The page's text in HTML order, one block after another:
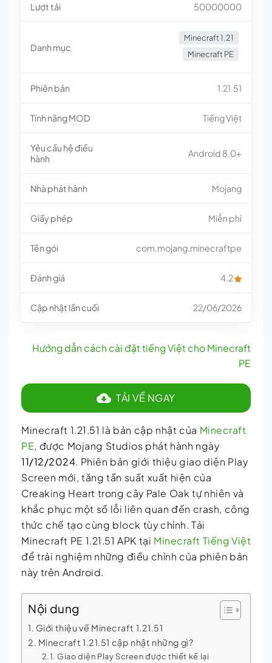
Lượt tải 50000000
Danh mục
Minecraft 1.21
Minecraft PE
Phiên bản 1.21.51
Tính năng MOD Tiếng Việt
Yêu cầu hệ điều
hành
Android 8.0+
Nhà phát hành Mojang
Giấy phép Miễn phí
Tên gói com.mojang.minecraftpe
Đánh giá 4.2
Cập nhật lần cuối 22/06/2026
Hướng dẫn cách cài đặt tiếng Việt cho Minecraft
PE
TẢI VỀ NGAY
Minecraft 1.21.51 là bản cập nhật của Minecraft
PE, được Mojang Studios phát hành ngày
11/12/2024. Phiên bản giới thiệu giao diện Play
Screen mới, tăng tần suất xuất hiện của
Creaking Heart trong cây Pale Oak tự nhiên và
khắc phục một số lỗi liên quan đến crash, công
thức chế tạo cùng block tùy chỉnh. Tải
Minecraft PE 1.21.51 APK tại Minecraft Tiếng Việt
để trải nghiệm những điều chỉnh của phiên bản
này trên Android.
Nội dung
Giới thiệu về Minecraft 1.21.51
Minecraft 1.21.51 cập nhật những gì?
Giao diện Play Screen được thiết kế lại